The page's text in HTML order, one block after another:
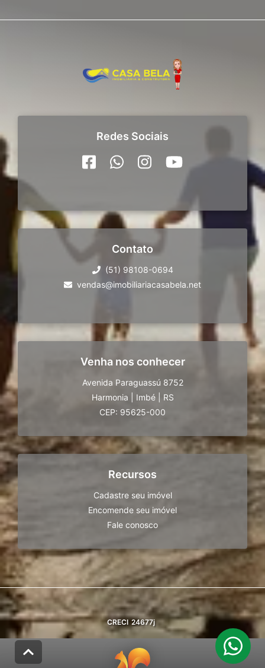
Redes Sociais
Contato
(51) 98108-0694
vendas@imobiliariacasabela.net
Venha nos conhecer
Avenida Paraguassú 8752
Harmonia
Imbé
RS
CEP: 95625-000
Recursos
Cadastre seu imóvel
Encomende seu imóvel
Fale conosco
CRECI 24677j